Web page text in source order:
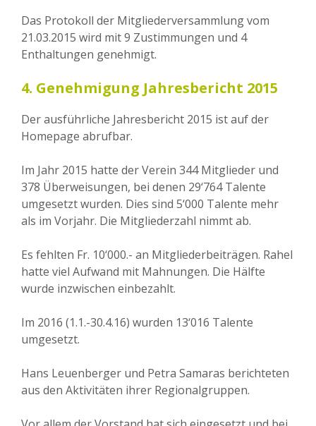
Das Protokoll der Mitgliederversammlung vom
21.03.2015 wird mit 9 Zustimmungen und 4
Enthaltungen genehmigt.
4. Genehmigung Jahresbericht 2015
Der ausführliche Jahresbericht 2015 ist auf der
Homepage abrufbar.
Im Jahr 2015 hatte der Verein 344 Mitglieder und
378 Überweisungen, bei denen 29‘764 Talente
umgesetzt wurden. Dies sind 5‘000 Talente mehr
als im Vorjahr. Die Mitgliederzahl nimmt ab.
Es fehlten Fr. 10‘000.- an Mitgliederbeiträgen. Rahel
hatte viel Aufwand mit Mahnungen. Die Hälfte
wurde inzwischen einbezahlt.
Im 2016 (1.1.-30.4.16) wurden 13‘016 Talente
umgesetzt.
Hans Leuenberger und Petra Samaras berichteten
aus den Aktivitäten ihrer Regionalgruppen.